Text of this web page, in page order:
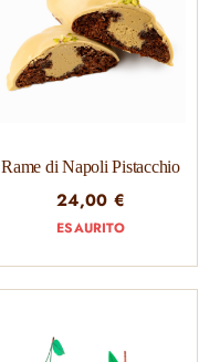
Rame di Napoli Pistacchio
24,00 €
ESAURITO